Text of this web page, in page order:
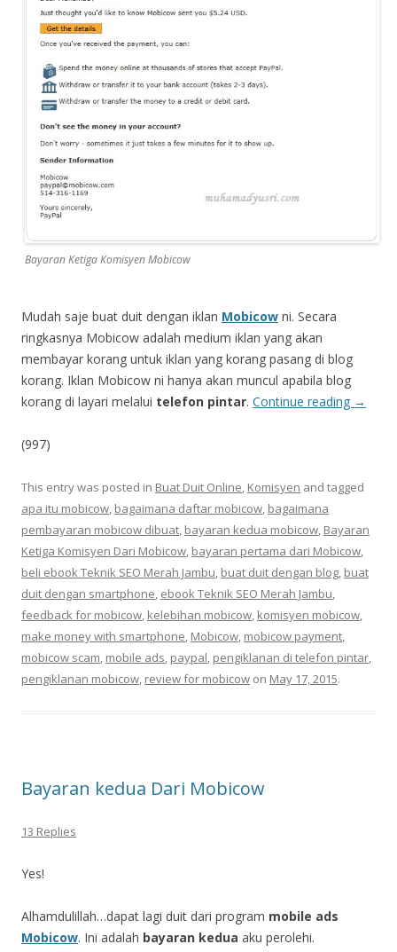
Bayaran Ketiga Komisyen Mobicow
Mudah saje buat duit dengan iklan Mobicow ni. Secara
ringkasnya Mobicow adalah medium iklan yang akan
membayar korang untuk iklan yang korang pasang di blog
korang. Iklan Mobicow ni hanya akan muncul apabila blog
korang di layari melalui telefon pintar. Continue reading →
(997)
This entry was posted in Buat Duit Online, Komisyen and tagged
apa itu mobicow, bagaimana daftar mobicow, bagaimana
pembayaran mobicow dibuat, bayaran kedua mobicow, Bayaran
Ketiga Komisyen Dari Mobicow, bayaran pertama dari Mobicow,
beli ebook Teknik SEO Merah Jambu, buat duit dengan blog, buat
duit dengan smartphone, ebook Teknik SEO Merah Jambu,
feedback for mobicow, kelebihan mobicow, komisyen mobicow,
make money with smartphone, Mobicow, mobicow payment,
mobicow scam, mobile ads, paypal, pengiklanan di telefon pintar,
pengiklanan mobicow, review for mobicow on May 17, 2015.
Bayaran kedua Dari Mobicow
13 Replies
Yes!
Alhamdulillah…dapat lagi duit dari program mobile ads
Mobicow. Ini adalah bayaran kedua aku perolehi.